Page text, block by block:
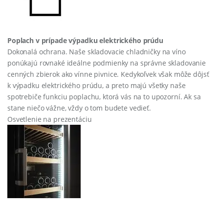
Poplach v prípade výpadku elektrického prúdu
Dokonalá ochrana. Naše skladovacie chladničky na víno
ponúkajú rovnaké ideálne podmienky na správne skladovanie
cenných zbierok ako vínne pivnice. Kedykoľvek však môže dôjsť
k výpadku elektrického prúdu, a preto majú všetky naše
spotrebiče funkciu poplachu, ktorá vás na to upozorní. Ak sa
stane niečo vážne, vždy o tom budete vedieť.
Osvetlenie na prezentáciu